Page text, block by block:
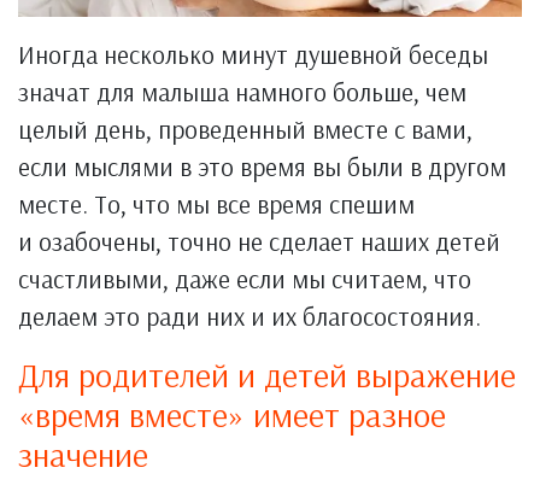
Иногда несколько минут душевной беседы
значат для малыша намного больше, чем
целый день, проведенный вместе с вами,
если мыслями в это время вы были в другом
месте. То, что мы все время спешим
и озабочены, точно не сделает наших детей
счастливыми, даже если мы считаем, что
делаем это ради них и их благосостояния.
Для родителей и детей выражение
«время вместе» имеет разное
значение